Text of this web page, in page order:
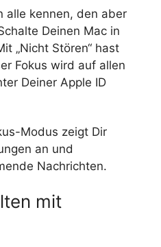
alle kennen, den aber
Deinen Mac in
„Nicht Stören“ hast
Fokus wird auf allen
Deiner Apple ID
Modus zeigt Dir
an und
Nachrichten.
mit